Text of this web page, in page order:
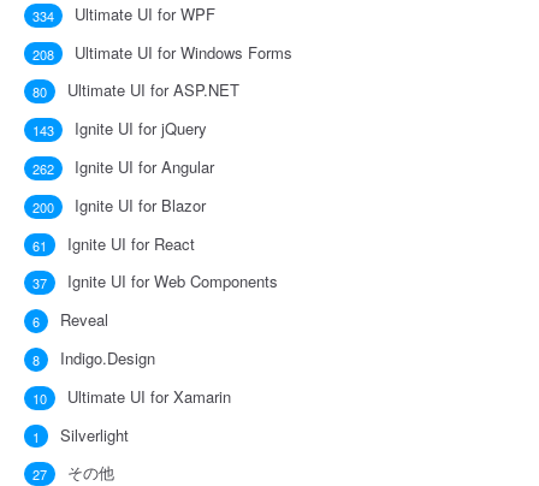
Ultimate UI for WPF
334
Ultimate UI for Windows Forms
208
Ultimate UI for ASP.NET
80
Ignite UI for jQuery
143
Ignite UI for Angular
262
Ignite UI for Blazor
200
Ignite UI for React
61
Ignite UI for Web Components
37
Reveal
6
Indigo.Design
8
Ultimate UI for Xamarin
10
Silverlight
1
その他
27